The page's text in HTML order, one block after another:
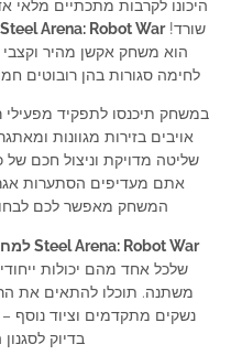
היכונו לקרבות מתכתיים מלאי
שורד!Steel Arena: Robot War (סטיל ארנה: מלחמת הרובוטים)
הוא משחק אקשן מהיר
לחימה סגורות בהן רובוטים
במשחק תיכנסו לתפקיד
אויבים בזירות מגוונות
שליטה מדויקת וניצול חכם של
אתם מעדיפים הסתערות
המשחק מאפשר לכם
Steel Arena: Robot War למחשב
שלכל אחד מהם יכולות
משתנה. תוכלו להתאים את
נשקים מתקדמים וציוד נוסף
בדיוק